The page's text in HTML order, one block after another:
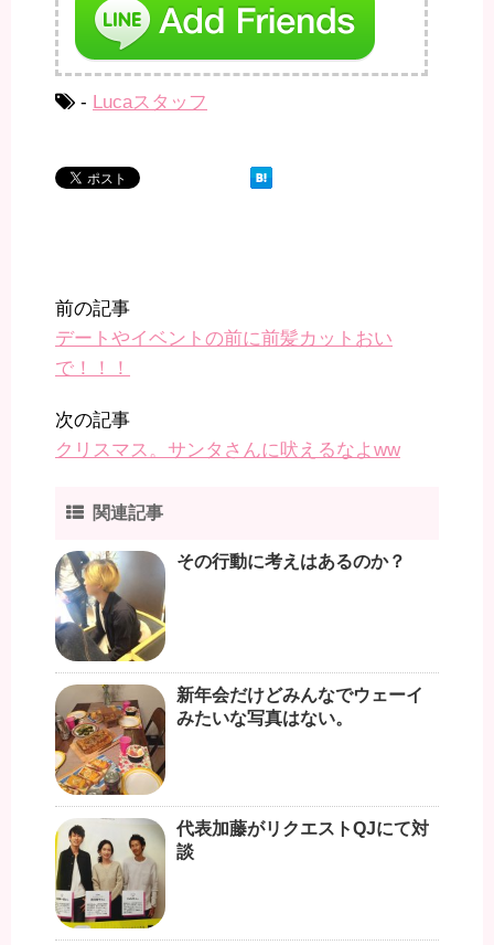
- Lucaスタッフ
前の記事
デートやイベントの前に前髪カットおい
で！！！
次の記事
クリスマス。サンタさんに吠えるなよww
関連記事
その行動に考えはあるのか？
新年会だけどみんなでウェーイ
みたいな写真はない。
代表加藤がリクエストQJにて対
談